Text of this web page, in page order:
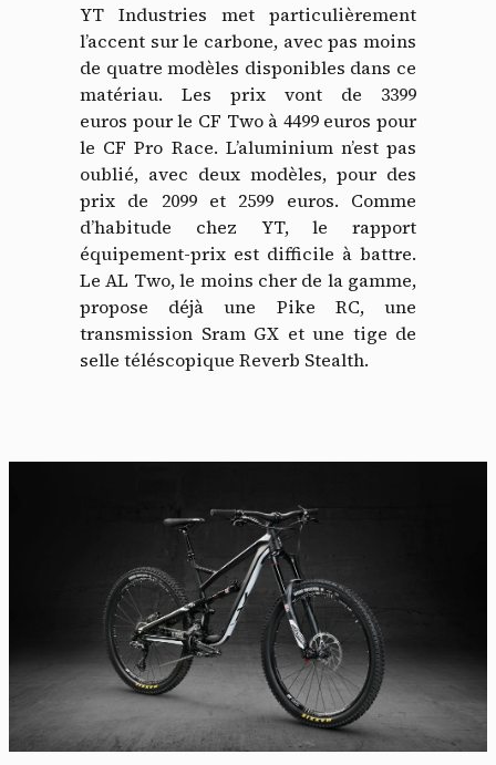
YT Industries met particulièrement
l’accent sur le carbone, avec pas moins
de quatre modèles disponibles dans ce
matériau. Les prix vont de 3399
euros pour le CF Two à 4499 euros pour
le CF Pro Race. L’aluminium n’est pas
oublié, avec deux modèles, pour des
prix de 2099 et 2599 euros. Comme
d’habitude chez YT, le rapport
équipement-prix est difficile à battre.
Le AL Two, le moins cher de la gamme,
propose déjà une Pike RC, une
transmission Sram GX et une tige de
selle téléscopique Reverb Stealth.